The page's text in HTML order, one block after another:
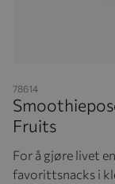
78614
Fruits
For å gjøre livet
favorittsnacks i